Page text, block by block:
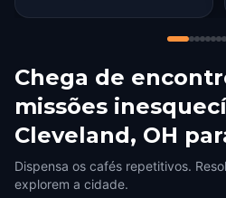
Chega de
missões
Cleveland, OH
Dispensa os cafés repetitivos.
explorem a cidade.